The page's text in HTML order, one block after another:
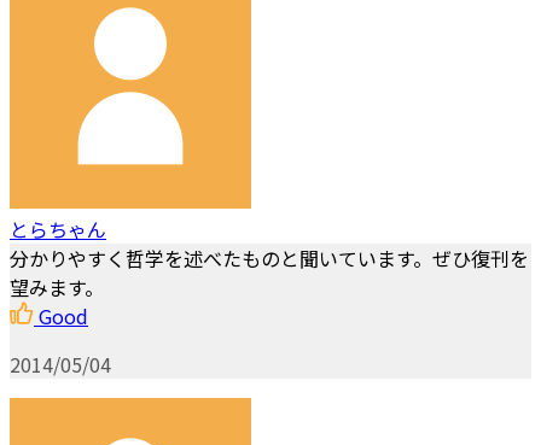
とらちゃん
分かりやすく哲学を述べたものと聞いています。ぜひ復刊を
望みます。
Good
2014/05/04